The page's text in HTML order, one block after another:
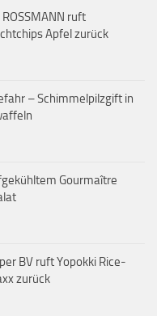
ruft
Apfel zurück
– Schimmelpilzgift in
Gourmaître
BV ruft Yopokki Rice-
zurück